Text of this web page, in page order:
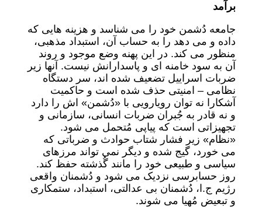
برآمد
جامعه دُشمن خود را می شناسد و هزینه هایی که
داده و می دهد را به حساب آن، استبداد مذهبی،
منظور می کند. در این پهنه وضع موجود و روند
آن به سود خامنه ای و پاسدارانش نیست. آنها زیر
ضربات اسراییل تضعیف شده اند، سر دستگاه
نظامی – امنیتی حذف شده است و حاکمیت
آشکارا نه توان رویارویی با «دُشمن» اش را دارد
و نه قادر به جُبران ضربات انسانی، سازمانی و
تجهیزاتی است که پیاپی مُتحمل می شود.
«نظام» زیر فشار شتاب حوادث و ضرباتی که
می خورد، گیج شده و دیگر نمی ‌تواند مرزهای
سیاسی و طبیعی خود را مانند گُذشته حفظ کند.
روز حسابرسی نزدیک می شود و دُشمنان واقعی
رژیم ج.ا، دُشمنان بی عدالتی، استبداد، ستمکاری
و تبعیض مُهیا می شوند.